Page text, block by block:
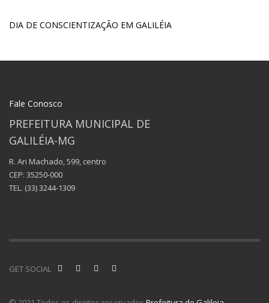
DIA DE CONSCIENTIZAÇÃO EM GALILÉIA
Fale Conosco
PREFEITURA MUNICIPAL DE
GALILÉIA-MG
R. Ari Machado, 599, centro
CEP: 35250-000
TEL. (33) 3244-1309
GET SOCIAL